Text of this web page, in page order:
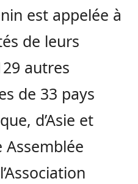
est appelée à
de leurs
autres
de 33 pays
d’Asie et
Assemblée